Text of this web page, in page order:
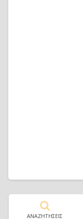
ΑΝΑΖΗΤΗΣΕΙΣ